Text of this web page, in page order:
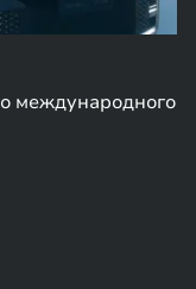
международного